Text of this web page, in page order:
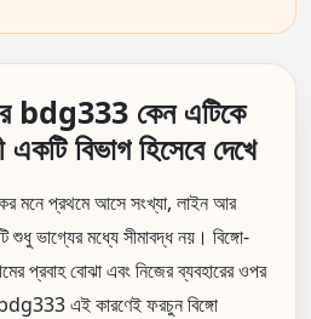
bdg333 কেন এটিকে
বিভাগ হিসেবে দেখে
মনে প্রথমে আসে সংখ্যা, লাইন আর
শুধু ভাগ্যের মধ্যে সীমাবদ্ধ নয়। বিঙ্গো-
প্রবাহ বোঝা এবং নিজের ব্যবহারের ওপর
এই কারণেই ফরচুন বিঙ্গো